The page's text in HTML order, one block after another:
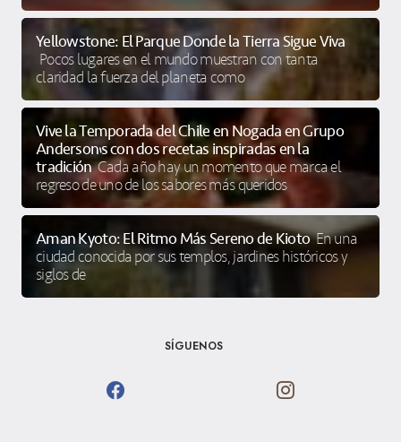
Yellowstone: El Parque Donde la Tierra Sigue Viva
Pocos lugares en el mundo muestran con tanta
claridad la fuerza del planeta como
Vive la Temporada del Chile en Nogada en Grupo
Anderson’s con dos recetas inspiradas en la
tradición Cada año hay un momento que marca el
regreso de uno de los sabores más queridos
Aman Kyoto: El Ritmo Más Sereno de Kioto En una
ciudad conocida por sus templos, jardines históricos y
siglos de
SÍGUENOS